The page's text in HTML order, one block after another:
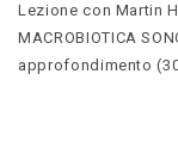
Lezione con Martin
MACROBIOTICA
approfondimento